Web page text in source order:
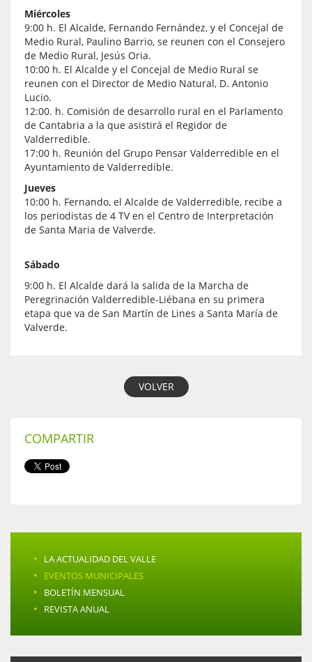
Miércoles
9:00 h. El Alcalde, Fernando Fernández, y el Concejal de
Medio Rural, Paulino Barrio, se reunen con el Consejero
de Medio Rural, Jesús Oria.
10:00 h. El Alcalde y el Concejal de Medio Rural se
reunen con el Director de Medio Natural, D. Antonio
Lucio.
12:00. h. Comisión de desarrollo rural en el Parlamento
de Cantabria a la que asistirá el Regidor de
Valderredible.
17:00 h. Reunión del Grupo Pensar Valderredible en el
Ayuntamiento de Valderredible.
Jueves
10:00 h. Fernando, el Alcalde de Valderredible, recibe a
los periodistas de 4 TV en el Centro de Interpretación
de Santa Maria de Valverde.
Sábado
9:00 h. El Alcalde dará la salida de la Marcha de
Peregrinación Valderredible-Liébana en su primera
etapa que va de San Martín de Lines a Santa María de
Valverde.
VOLVER
COMPARTIR
· LA ACTUALIDAD DEL VALLE
· EVENTOS MUNICIPALES
· BOLETÍN MENSUAL
· REVISTA ANUAL